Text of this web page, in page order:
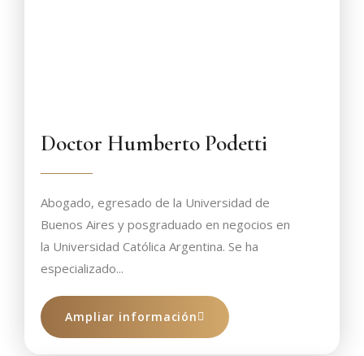
Doctor Humberto Podetti
Abogado, egresado de la Universidad de
Buenos Aires y posgraduado en negocios en
la Universidad Católica Argentina. Se ha
especializado...
Ampliar información